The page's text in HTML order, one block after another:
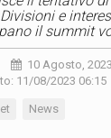
e
il summit
10 Agosto, 2023
11/08/2023 06:15
News